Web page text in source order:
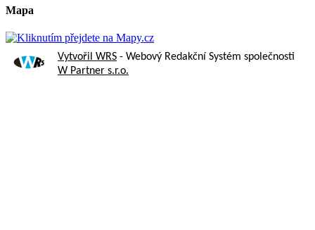
Mapa
Vytvořil WRS - Webový Redakční Systém společnosti
W Partner s.r.o.